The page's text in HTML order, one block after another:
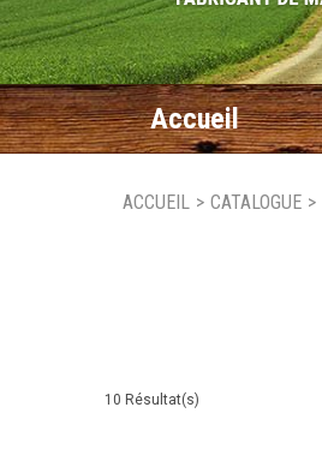
Accueil
ACCUEIL > CATALOGUE >
10 Résultat(s)